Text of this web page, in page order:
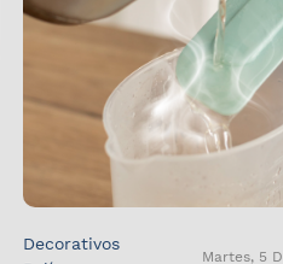
Decorativos
Martes, 5